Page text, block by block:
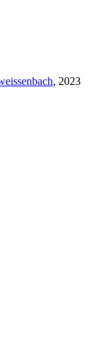
, 2023